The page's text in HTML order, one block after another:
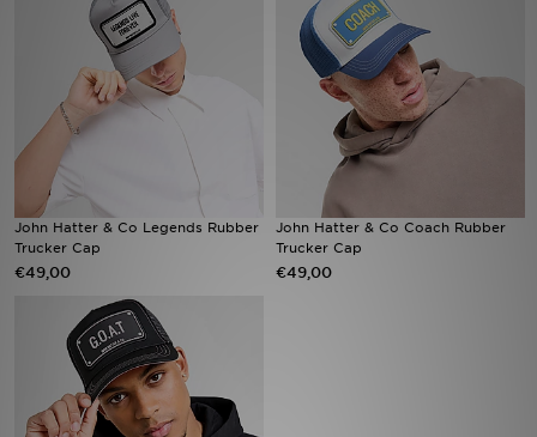
John Hatter & Co Legends Rubber
Trucker Cap
€49,00
John Hatter & Co Coach Rubber
Trucker Cap
€49,00
Collecties
Voetbal
Sports
Vind een winkel
Bestelling traceren